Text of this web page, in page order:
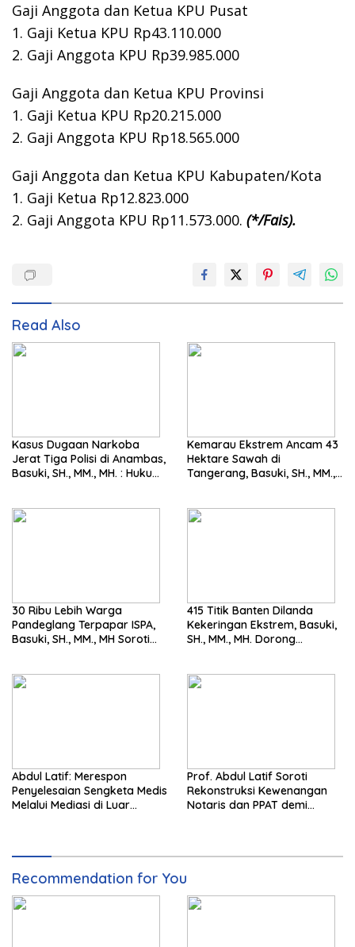
Gaji Anggota dan Ketua KPU Pusat
1. Gaji Ketua KPU Rp43.110.000
2. Gaji Anggota KPU Rp39.985.000
Gaji Anggota dan Ketua KPU Provinsi
1. Gaji Ketua KPU Rp20.215.000
2. Gaji Anggota KPU Rp18.565.000
Gaji Anggota dan Ketua KPU Kabupaten/Kota
1. Gaji Ketua Rp12.823.000
2. Gaji Anggota KPU Rp11.573.000. (*/Fais).
Read Also
Kasus Dugaan Narkoba
Jerat Tiga Polisi di Anambas,
Basuki, SH., MM., MH. : Hukum
Kemarau Ekstrem Ancam 43
Hektare Sawah di
Tangerang, Basuki, SH., MM.,
30 Ribu Lebih Warga
Pandeglang Terpapar ISPA,
Basuki, SH., MM., MH Soroti
415 Titik Banten Dilanda
Kekeringan Ekstrem, Basuki,
SH., MM., MH. Dorong
Abdul Latif: Merespon
Penyelesaian Sengketa Medis
Melalui Mediasi di Luar
Prof. Abdul Latif Soroti
Rekonstruksi Kewenangan
Notaris dan PPAT demi
Recommendation for You